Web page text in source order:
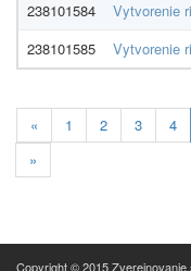
238101584
Vytvorenie
238101585
Vytvorenie
« 1 2 3 4
»
Copyright © 2015